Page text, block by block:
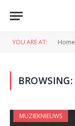
YOU ARE AT: Home
BROWSING:
MUZIEKNIEUWS